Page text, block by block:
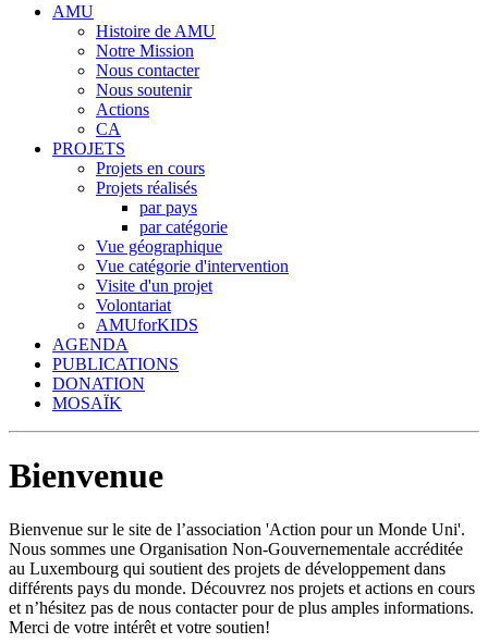
AMU
Histoire de AMU
Notre Mission
Nous contacter
Nous soutenir
Actions
CA
PROJETS
Projets en cours
Projets réalisés
par pays
par catégorie
Vue géographique
Vue catégorie d'intervention
Visite d'un projet
Volontariat
AMUforKIDS
AGENDA
PUBLICATIONS
DONATION
MOSAÏK
Bienvenue
Bienvenue sur le site de l’association 'Action pour un Monde Uni'.
Nous sommes une Organisation Non-Gouvernementale accréditée
au Luxembourg qui soutient des projets de développement dans
différents pays du monde. Découvrez nos projets et actions en cours
et n’hésitez pas de nous contacter pour de plus amples informations.
Merci de votre intérêt et votre soutien!